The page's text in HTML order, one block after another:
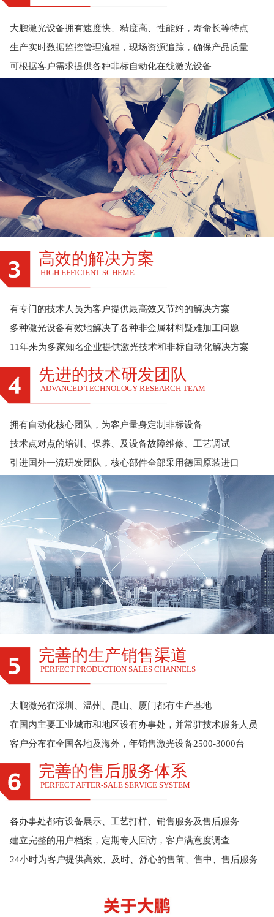
大鹏激光设备拥有速度快、精度高、性能好，寿命长等特点
生产实时数据监控管理流程，现场资源追踪，确保产品质量
可根据客户需求提供各种非标自动化在线激光设备
高效的解决方案
HIGH EFFICIENT SCHEME
有专门的技术人员为客户提供最高效又节约的解决方案
多种激光设备有效地解决了各种非金属材料疑难加工问题
11年来为多家知名企业提供激光技术和非标自动化解决方案
先进的技术研发团队
ADVANCED TECHNOLOGY RESEARCH TEAM
拥有自动化核心团队，为客户量身定制非标设备
技术点对点的培训、保养、及设备故障维修、工艺调试
引进国外一流研发团队，核心部件全部采用德国原装进口
完善的生产销售渠道
PERFECT PRODUCTION SALES CHANNELS
大鹏激光在深圳、温州、昆山、厦门都有生产基地
在国内主要工业城市和地区设有办事处，并常驻技术服务人员
客户分布在全国各地及海外，年销售激光设备2500-3000台
完善的售后服务体系
PERFECT AFTER-SALE SERVICE SYSTEM
各办事处都有设备展示、工艺打样、销售服务及售后服务
建立完整的用户档案，定期专人回访，客户满意度调查
24小时为客户提供高效、及时、舒心的售前、售中、售后服务